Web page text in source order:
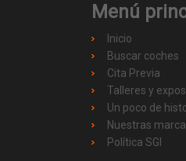
Menú
Inicio
Buscar coches
Cita Previa
Talleres y
Un poco de
Nuestras
Política SGI